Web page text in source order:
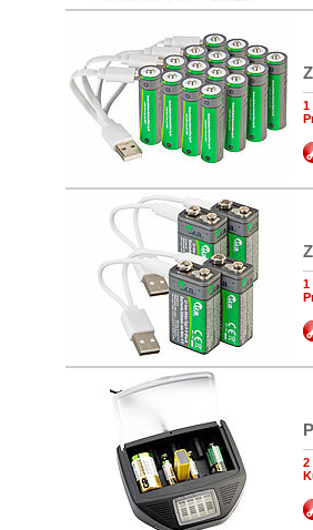
1
1
2